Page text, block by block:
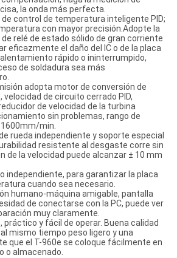
la onda más perfecta.
control de temperatura inteligente PID;
con mayor precisión.Adopte la
relé de estado sólido de gran corriente
eficazmente el daño del IC o de la placa
rápido o ininterrumpido,
de soldadura sea más
adopta motor de conversión de
de circuito cerrado PID,
de velocidad de la turbina
sin problemas, rango de
min.
rueda independiente y soporte especial
resistente al desgaste corre sin
de la velocidad puede alcanzar ± 10 mm
independiente, para garantizar la placa
cuando sea necesario.
humano-máquina amigable, pantalla
de conectarse con la PC, puede ver
muy claramente.
práctico y fácil de operar. Buena calidad
mismo tiempo peso ligero y una
que el T-960e se coloque fácilmente en
o almacenado.